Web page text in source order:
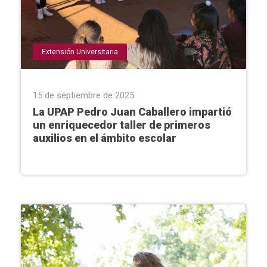
Extensión Universitaria
15 de septiembre de 2025
La UPAP Pedro Juan Caballero impartió
un enriquecedor taller de primeros
auxilios en el ámbito escolar